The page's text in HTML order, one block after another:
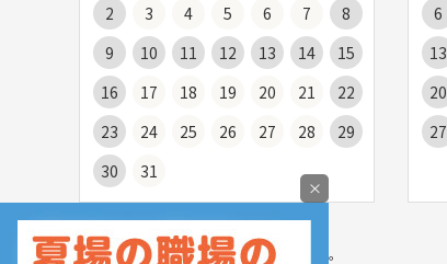
2
3 4 5 6 7
8
9
10 11 12 13 14
15
16
17 18 19 20 21
22
23
24 25 26 27 28
29
30
31
6
13
20
27
お届け日の目安についてはご利用ガイドの
「商品のお届けについて」をご覧ください。
×